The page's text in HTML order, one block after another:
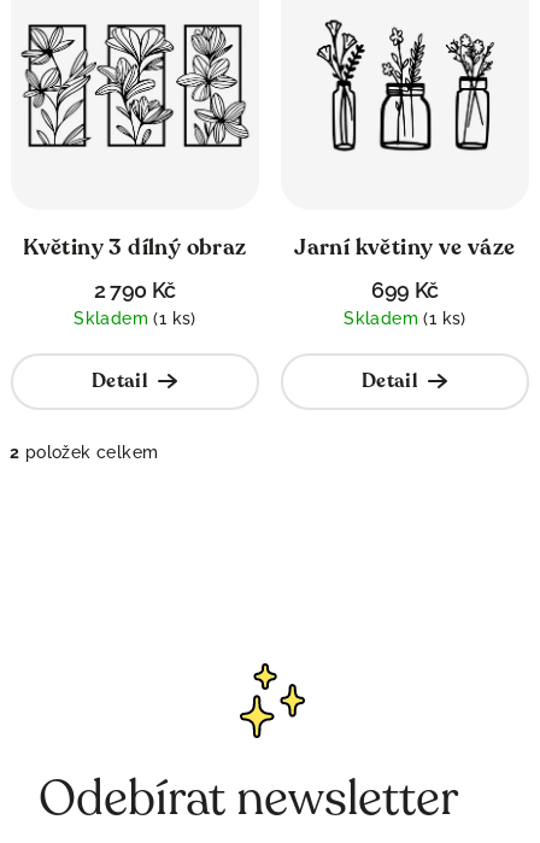
r
o
d
k
ů
o
d
u
tKvětiny 3 dílný obraz
2 790 Kč
Skladem(1 ks)
Detail
Jarní květiny ve váze
699 Kč
Skladem(1 ks)
Detail
O
k
y
v
2 položek celkem
Odebírat newsletter